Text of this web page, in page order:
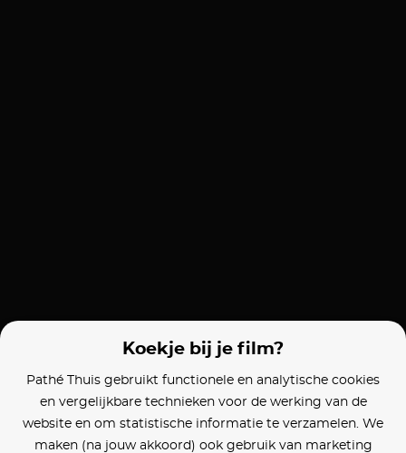
Koekje bij je film?
Pathé Thuis gebruikt functionele en analytische cookies
en vergelijkbare technieken voor de werking van de
website en om statistische informatie te verzamelen. We
maken (na jouw akkoord) ook gebruik van marketing